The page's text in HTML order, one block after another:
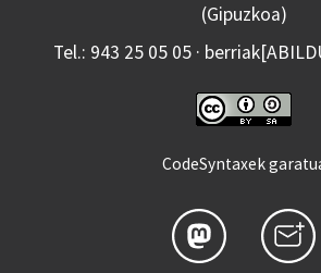
(Gipuzkoa)
Tel.: 943 25 05 05 ·
CodeSyntaxek